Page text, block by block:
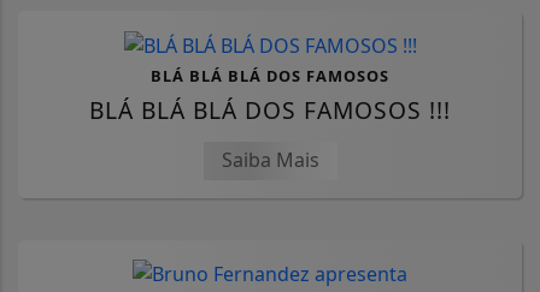
BLÁ BLÁ BLÁ DOS FAMOSOS
BLÁ BLÁ BLÁ DOS FAMOSOS !!!
Saiba Mais